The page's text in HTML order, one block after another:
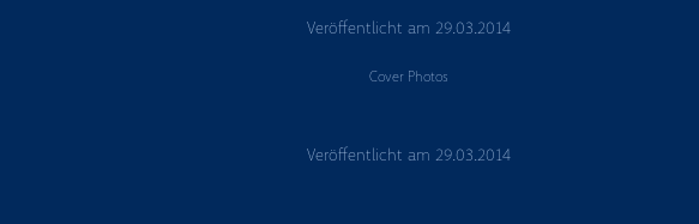
Veröffentlicht am 29.03.2014
Cover Photos
Veröffentlicht am 29.03.2014